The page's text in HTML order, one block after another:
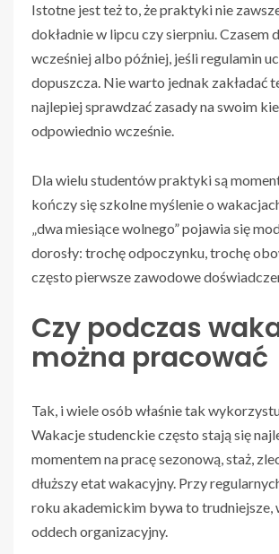
Istotne jest też to, że praktyki nie
dokładnie w lipcu czy sierpniu. Czasem
wcześniej albo później, jeśli regulamin
dopuszcza. Nie warto jednak zakładać
najlepiej sprawdzać zasady na swoim
odpowiednio wcześnie.
Dla wielu studentów praktyki są
kończy się szkolne myślenie o
„dwa miesiące wolnego” pojawia się
dorosły: trochę odpoczynku, trochę
często pierwsze zawodowe
Czy podczas
można pracować
Tak, i wiele osób właśnie tak
Wakacje studenckie często stają się
momentem na pracę sezonową, staż,
dłuższy etat wakacyjny. Przy
roku akademickim bywa to trudniejsze,
oddech organizacyjny.